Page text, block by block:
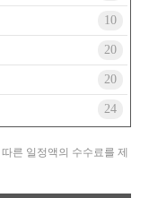
10
20
20
24
른 일정액의 수수료를 제